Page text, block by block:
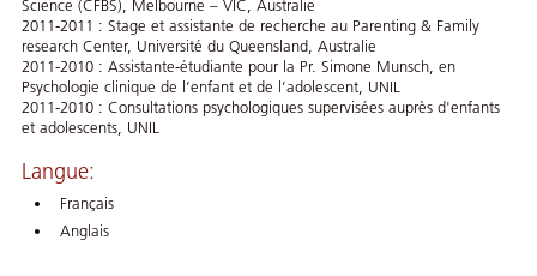
Science (CFBS), Melbourne – VIC, Australie
2011-2011 : Stage et assistante de recherche au Parenting & Family
research Center, Université du Queensland, Australie
2011-2010 : Assistante-étudiante pour la Pr. Simone Munsch, en
Psychologie clinique de l’enfant et de l’adolescent, UNIL
2011-2010 : Consultations psychologiques supervisées auprès d'enfants
et adolescents, UNIL
Langue:
Français
Anglais